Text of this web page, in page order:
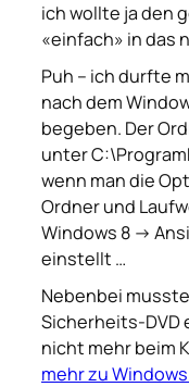
ich wollte ja den
«einfach» in das
Puh – ich durfte
nach dem
begeben. Der
unter
wenn man die
Ordner und
Windows 8 ->
einstellt …
Nebenbei
Sicherheits-DVD
nicht mehr beim
mehr zu